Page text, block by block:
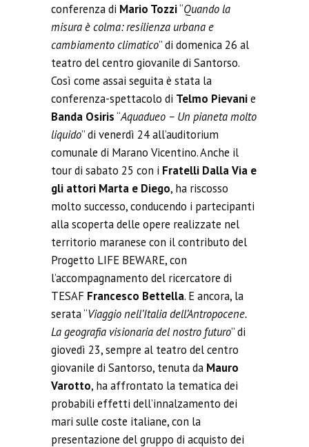
conferenza di Mario Tozzi“Quando la
misura è colma: resilienza urbana e
cambiamento climatico” di domenica 26 al
teatro del centro giovanile di Santorso.
Così come assai seguita è stata la
conferenza-spettacolo di Telmo Pievanie
Banda Osiris“Aquadueo – Un pianeta molto
liquido” di venerdì 24 all’auditorium
comunale di Marano Vicentino.Anche il
tour di sabato 25 con i Fratelli Dalla Via e
gli attori Marta e Diego, ha riscosso
molto successo, conducendo i partecipanti
alla scoperta delle opere realizzate nel
territorio maranese con il contributo del
Progetto LIFE BEWARE, con
l’accompagnamento del ricercatore di
TESAF Francesco Bettella. E ancora, la
serata “Viaggio nell’Italia dell’Antropocene.
La geografia visionaria del nostro futuro” di
giovedì 23, sempre al teatro del centro
giovanile di Santorso, tenuta da Mauro
Varotto, ha affrontato la tematica dei
probabili effetti dell’innalzamento dei
mari sulle coste italiane, con la
presentazione del gruppo di acquisto dei